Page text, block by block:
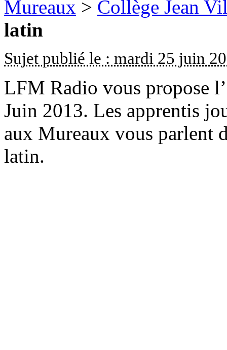
Mureaux > Collège Jean
latin
Sujet publié le : mardi 25 juin
LFM Radio vous propose
Juin 2013. Les apprentis
aux Mureaux vous parlent
latin.